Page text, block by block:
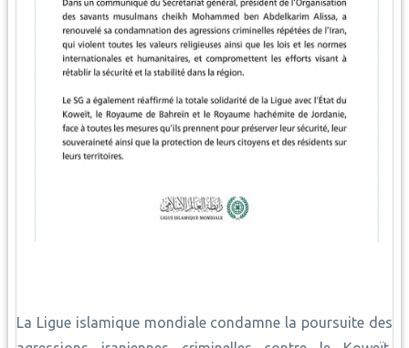
La Ligue islamique mondiale condamne la poursuite des